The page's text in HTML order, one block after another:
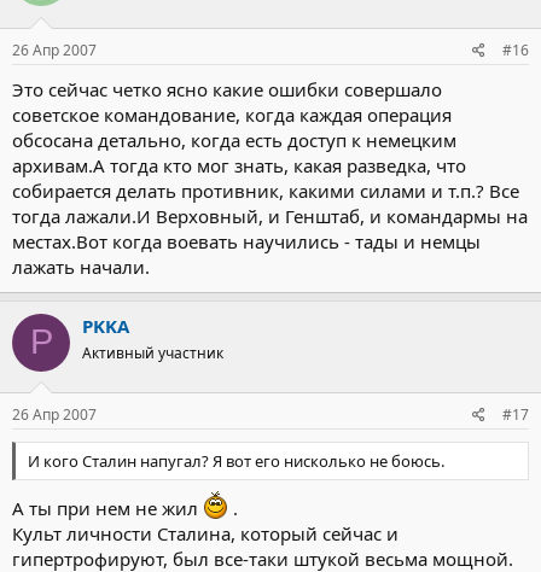
26 Апр 2007 #16
Это сейчас четко ясно какие ошибки совершало
советское командование, когда каждая операция
обсосана детально, когда есть доступ к немецким
архивам.А тогда кто мог знать, какая разведка, что
собирается делать противник, какими силами и т.п.? Все
тогда лажали.И Верховный, и Генштаб, и командармы на
местах.Вот когда воевать научились - тады и немцы
лажать начали.
P PKKA
Активный участник
26 Апр 2007 #17
И кого Сталин напугал? Я вот его нисколько не боюсь.
А ты при нем не жил
.
Культ личности Сталина, который сейчас и
гипертрофируют, был все-таки штукой весьма мощной.